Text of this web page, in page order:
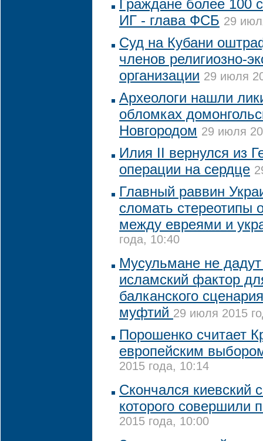
Граждане более 100
ИГ - глава ФСБ 29
Суд на Кубани
членов религиозно-
организации 29 июля
Археологи нашли
обломках
Новгородом 29 июля
Илия II вернулся из
операции на сердце
Главный раввин
сломать стереотипы
между евреями и
года, 10:40
Мусульмане не дадут
исламский фактор
балканского
муфтий 29 июля 2015
Порошенко считает
европейским
2015 года, 10:14
Скончался киевский
которого совершили
2015 года, 10:00